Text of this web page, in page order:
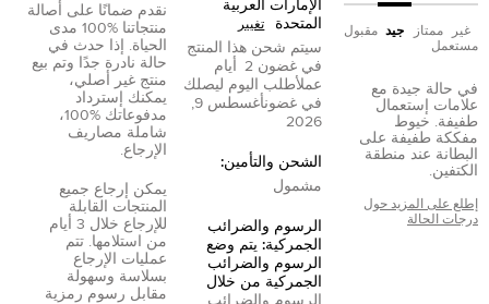
غير
مستعمل
ممتاز جيد مقبول
في حالة جيدة مع
علامات إستعمال
طفيفة. خيوط
مفككة طفيفة على
البطانة عند منطقة
الكتفين.
إطلع على المزيد حول
درجات الحالة
الإمارات العربية
المتحدة
تغيير
سيتم شحن هذا المنتج
في غضون 2
أيام
عملأطلب اليوم ليصلك
في غضون
أغسطس 9,
2026
الشحن والتأمين:
مشمول
الرسوم والضرائب
الجمركية: يتم وضع
الرسوم والضرائب
الجمركية من خلال
الرسوم والضرائب
نقدم ضمانًا على أصالة
منتجاتنا %100 مدى
الحياة. إذا حدث في
حالة نادرة جدًا وتم بيع
منتج غير أصلي،
يمكنك إسترداد
مدفوعاتك %100،
شاملة مصاريف
الإرجاع.
يمكن إرجاع جميع
المنتجات القابلة
للإرجاع خلال 3 أيام
من استلامها. تتم
عمليات الإرجاع
بسلاسة وسهولة
مقابل رسوم رمزية